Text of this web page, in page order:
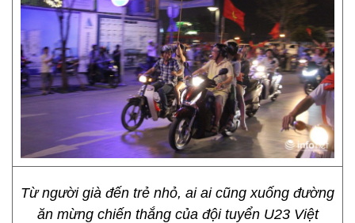
Từ người già đến trẻ nhỏ, ai ai cũng xuống đường
ăn mừng chiến thắng của đội tuyển U23 Việt